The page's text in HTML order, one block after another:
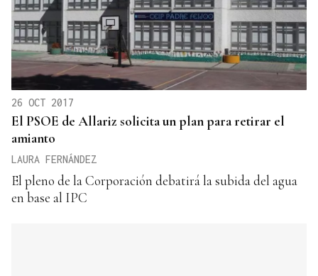
26 OCT 2017
El PSOE de Allariz solicita un plan para retirar el
amianto
LAURA FERNÁNDEZ
El pleno de la Corporación debatirá la subida del agua
en base al IPC